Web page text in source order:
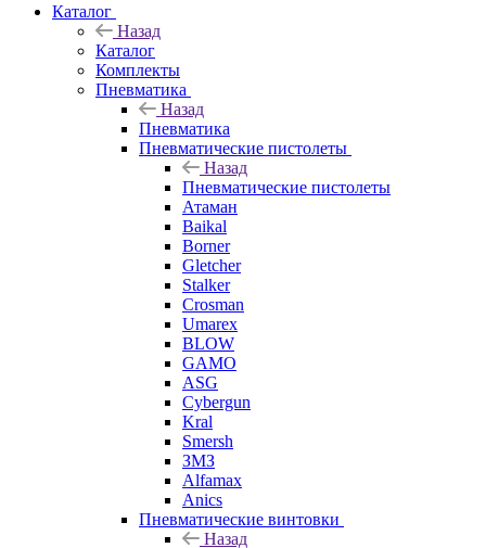
Каталог
Назад
Каталог
Комплекты
Пневматика
Назад
Пневматика
Пневматические пистолеты
Назад
Пневматические пистолеты
Атаман
Baikal
Borner
Gletcher
Stalker
Crosman
Umarex
BLOW
GAMO
ASG
Cybergun
Kral
Smersh
ЗМЗ
Alfamax
Anics
Пневматические винтовки
Назад